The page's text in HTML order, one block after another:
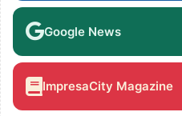
Google News
ImpresaCity Magazine